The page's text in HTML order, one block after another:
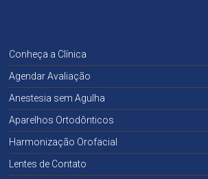
Conheça a Clínica
Agendar Avaliação
Anestesia sem Agulha
Aparelhos Ortodônticos
Harmonização Orofacial
Lentes de Contato